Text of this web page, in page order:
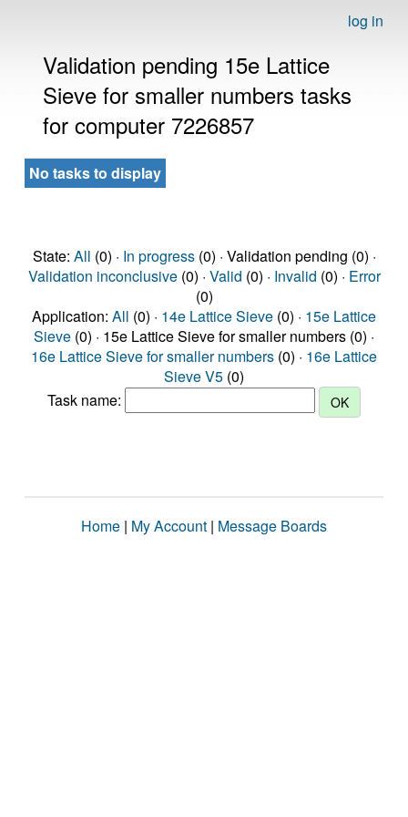
log in
Validation pending 15e Lattice
Sieve for smaller numbers tasks
for computer 7226857
No tasks to display
State: All (0) · In progress(0) · Validation pending (0) ·
Validation inconclusive(0) · Valid (0) · Invalid (0) · Error
(0)
Application: All (0) · 14e Lattice Sieve (0) · 15e Lattice
Sieve (0) · 15e Lattice Sieve for smaller numbers (0) ·
16e Lattice Sieve for smaller numbers (0) · 16e Lattice
Sieve V5 (0)
Task name:
Home | My Account | Message Boards